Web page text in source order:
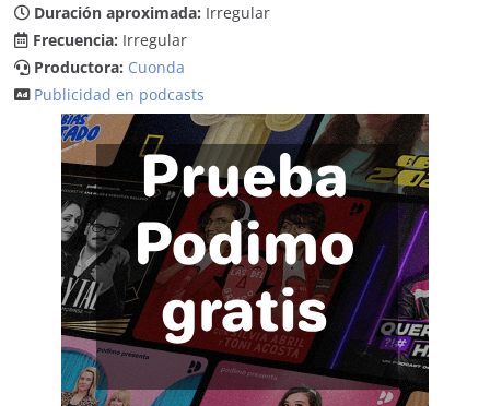
Duración aproximada: Irregular
Frecuencia: Irregular
Productora: Cuonda
Publicidad en podcasts